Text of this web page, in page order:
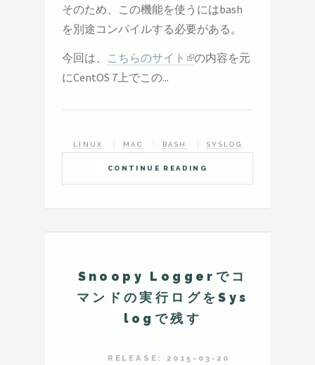
そのため、この機能を使うにはbash
を別途コンパイルする必要がある。
今回は、 こちらのサイト
の内容を元
にCentOS 7上でこの...
CONTINUE READING
LINUX MAC BASH SYSLOG
Snoopy Loggerでコ
マンドの実行ログをSys
logで残す
RELEASE: 2015-03-20